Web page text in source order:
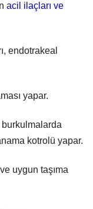
acil ilaçları ve
endotrakeal
yapar.
burkulmalarda
kotrolü yapar.
uygun taşıma